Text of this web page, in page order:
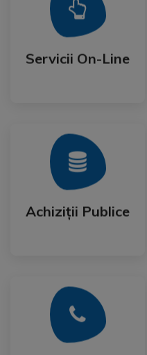
Servicii On-Line
Servicii On-Line
Mai Mult
Achiziții Publice
Achiziții Publice
Mai Mult
Mai Mult